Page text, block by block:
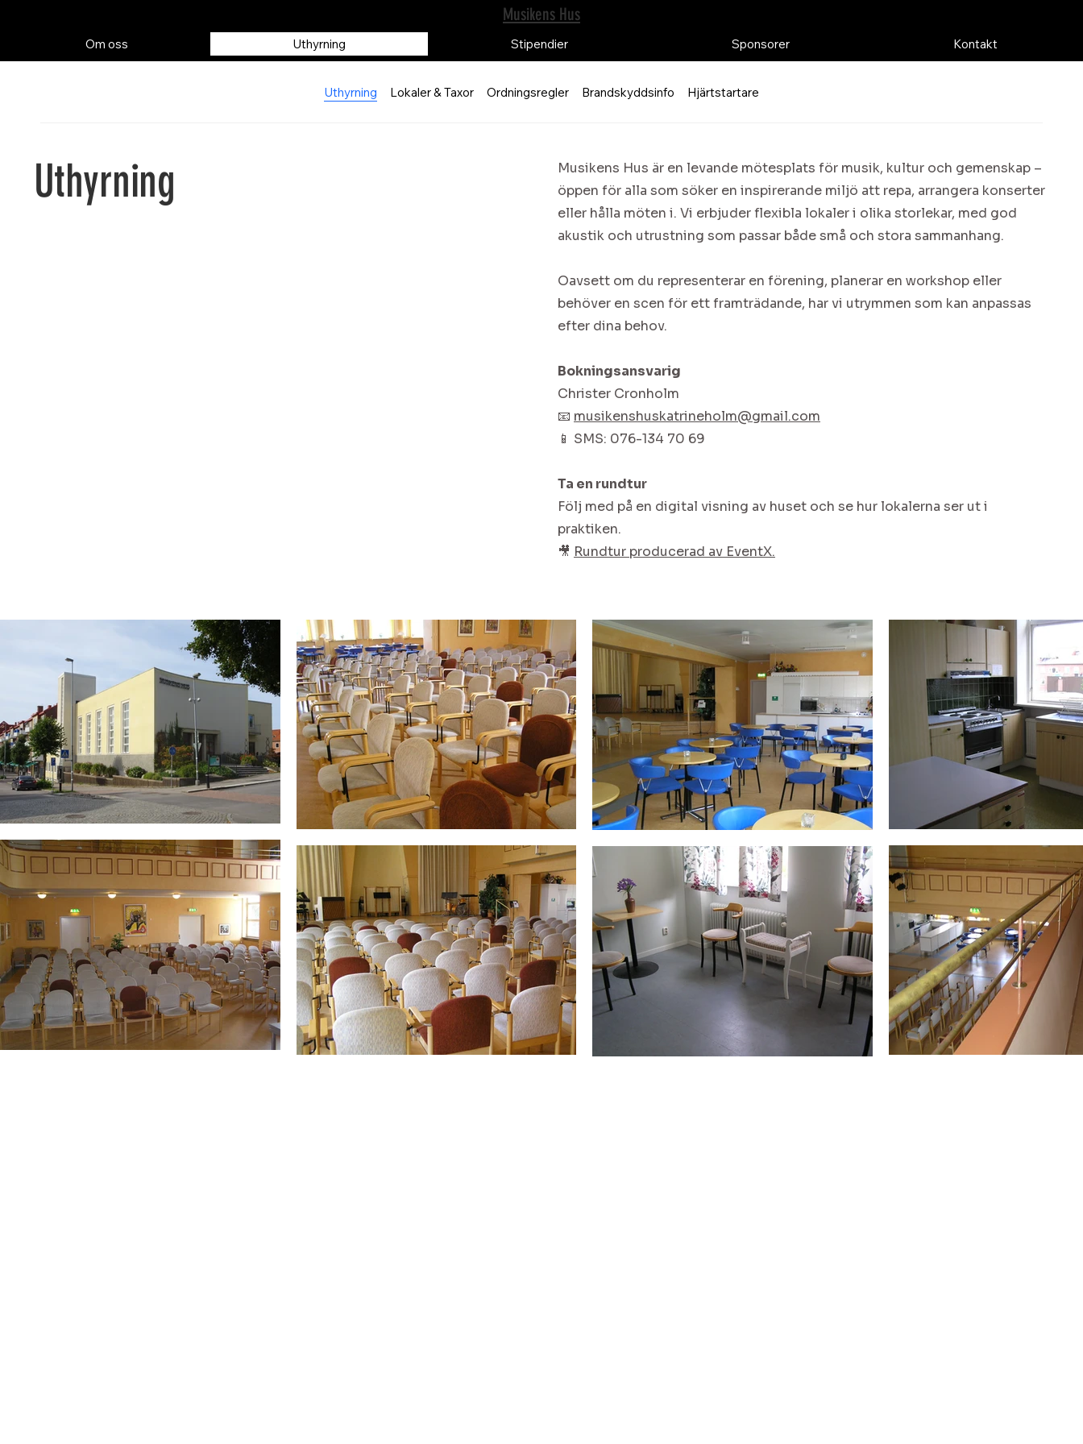
Om oss Uthyrning Stipendier Sponsorer Kontakt
Musikens Hus
Uthyrning Lokaler & Taxor Ordningsregler Brandskyddsinfo Hjärtstartare
Uthyrning
Musikens Hus är en levande mötesplats för musik, kultur och gemenskap –
öppen för alla som söker en inspirerande miljö att repa, arrangera konserter
eller hålla möten i. Vi erbjuder flexibla lokaler i olika storlekar, med god
akustik och utrustning som passar både små och stora sammanhang.
Oavsett om du representerar en förening, planerar en workshop eller
behöver en scen för ett framträdande, har vi utrymmen som kan anpassas
efter dina behov.
Bokningsansvarig
Christer Cronholm
📧 musikenshuskatrineholm@gmail.com
📱 SMS: 076-134 70 69
Ta en rundtur
Följ med på en digital visning av huset och se hur lokalerna ser ut i
praktiken.
🎥 Rundtur producerad av EventX.